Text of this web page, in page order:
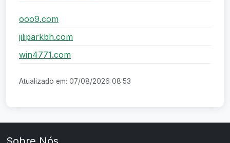
ooo9.com
jiliparkbh.com
win4771.com
Atualizado em: 07/08/2026 08:53